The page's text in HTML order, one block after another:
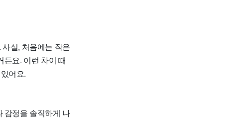
실, 처음에는 작은
든요. 이런 차이 때
어요.
감정을 솔직하게 나